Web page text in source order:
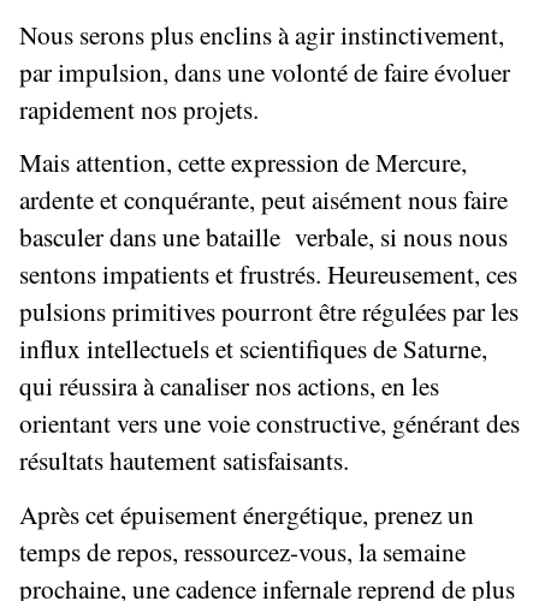
Nous serons plus enclins à agir instinctivement,
par impulsion, dans une volonté de faire évoluer
rapidement nos projets.
Mais attention, cette expression de Mercure,
ardente et conquérante, peut aisément nous faire
basculer dans une bataille verbale, si nous nous
sentons impatients et frustrés. Heureusement, ces
pulsions primitives pourront être régulées par les
influx intellectuels et scientifiques de Saturne,
qui réussira à canaliser nos actions, en les
orientant vers une voie constructive, générant des
résultats hautement satisfaisants.
Après cet épuisement énergétique, prenez un
temps de repos, ressourcez-vous, la semaine
prochaine, une cadence infernale reprend de plus